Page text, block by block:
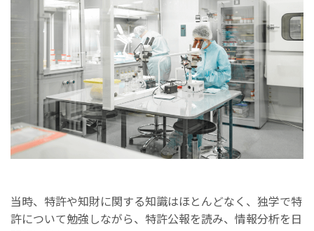
当時、特許や知財に関する知識はほとんどなく、独学で特
許について勉強しながら、特許公報を読み、情報分析を日